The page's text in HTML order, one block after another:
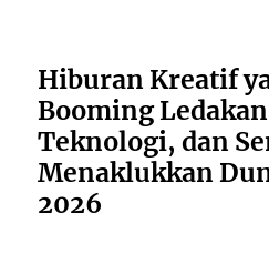
Hiburan Kreatif
Booming
Teknologi, dan
Menaklukkan
2026